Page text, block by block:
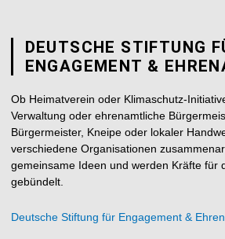
DEUTSCHE STIFTUNG
ENGAGEMENT &
Ob Heimatverein oder Klimaschutz-
Verwaltung oder ehrenamtliche
Bürgermeister, Kneipe oder lokaler
verschiedene Organisationen
gemeinsame Ideen und werden Kräfte für
gebündelt.
Deutsche Stiftung für Engagement &